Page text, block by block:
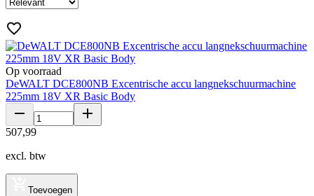
Op voorraad
DeWALT DCE800NB Excentrische accu langnekschuurmachine
225mm 18V XR Basic Body
507,99
excl. btw
Toevoegen